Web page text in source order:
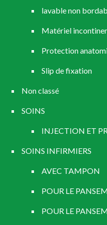
lavable non
Matériel
Protection
Slip de fixation
Non classé
SOINS
INJECTION ET
SOINS INFIRMIERS
AVEC TAMPON
POUR LE
POUR LE